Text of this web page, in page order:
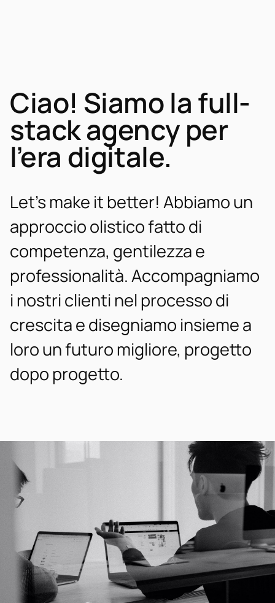
Ciao! Siamo la full-
stack agency per
l’era digitale.
Let’s make it better! Abbiamo un
approccio olistico fatto di
competenza, gentilezza e
professionalità. Accompagniamo
i nostri clienti nel processo di
crescita e disegniamo insieme a
loro un futuro migliore, progetto
dopo progetto.